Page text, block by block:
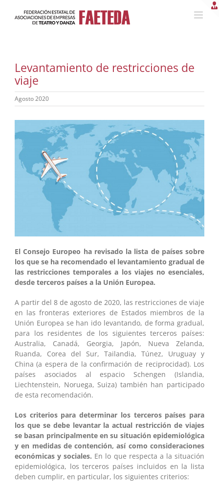
Levantamiento de restricciones de
viaje
Agosto 2020
El Consejo Europeo ha revisado la lista de países sobre
los que se ha recomendado el levantamiento gradual de
las restricciones temporales a los viajes no esenciales,
desde terceros países a la Unión Europea.
A partir del 8 de agosto de 2020, las restricciones de viaje
en las fronteras exteriores de Estados miembros de la
Unión Europea se han ido levantando, de forma gradual,
para los residentes de los siguientes terceros países:
Australia, Canadá, Georgia, Japón, Nueva Zelanda,
Ruanda, Corea del Sur, Tailandia, Túnez, Uruguay y
China (a espera de la confirmación de reciprocidad). Los
países asociados al espacio Schengen (Islandia,
Liechtenstein, Noruega, Suiza) también han participado
de esta recomendación.
Los criterios para determinar los terceros países para
los que se debe levantar la actual restricción de viajes
se basan principalmente en su situación epidemiológica
y en medidas de contención, así como consideraciones
económicas y sociales. En lo que respecta a la situación
epidemiológica, los terceros países incluidos en la lista
deben cumplir, en particular, los siguientes criterios: